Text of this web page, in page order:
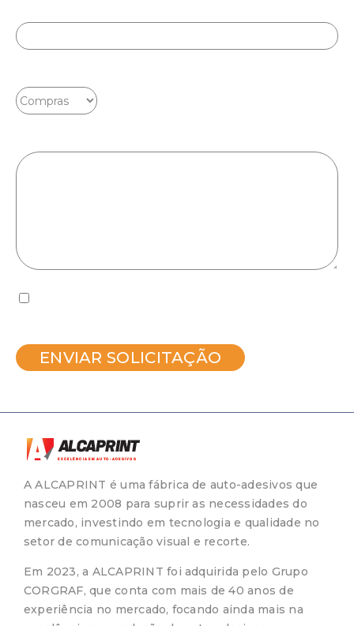
A ALCAPRINT é uma fábrica de auto-adesivos que
nasceu em 2008 para suprir as necessidades do
mercado, investindo em tecnologia e qualidade no
setor de comunicação visual e recorte.
Em 2023, a ALCAPRINT foi adquirida pelo Grupo
CORGRAF, que conta com mais de 40 anos de
experiência no mercado, focando ainda mais na